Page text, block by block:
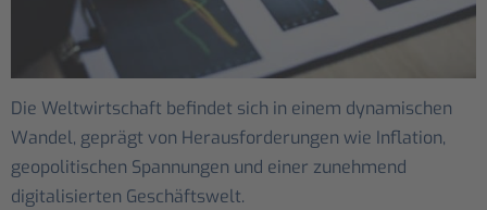
Die Weltwirtschaft befindet sich in einem dynamischen
Wandel, geprägt von Herausforderungen wie Inflation,
geopolitischen Spannungen und einer zunehmend
digitalisierten Geschäftswelt.